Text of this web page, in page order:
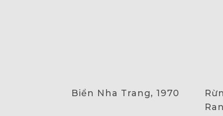
Biển Nha Trang, 1970